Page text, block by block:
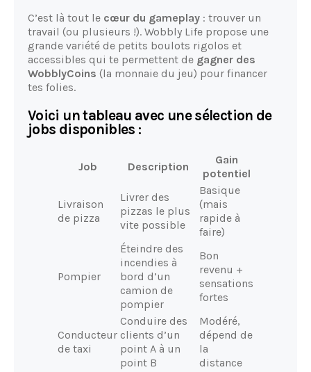
C’est là tout le cœur du gameplay : trouver un
travail (ou plusieurs !). Wobbly Life propose une
grande variété de petits boulots rigolos et
accessibles qui te permettent de gagner des
WobblyCoins (la monnaie du jeu) pour financer
tes folies.
Voici un tableau avec une sélection de
jobs disponibles :
Job Description
Gain
potentiel
Livraison
de pizza
Livrer des
pizzas le plus
vite possible
Basique
(mais
rapide à
faire)
Pompier
Éteindre des
incendies à
bord d’un
camion de
pompier
Bon
revenu +
sensations
fortes
Conducteur
de taxi
Conduire des
clients d’un
point A à un
point B
Modéré,
dépend de
la
distance